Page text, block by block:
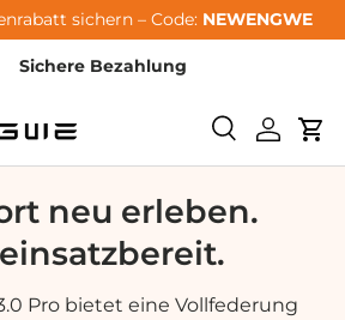
sichern – Code: NEWENGWE
Sichere Bezahlung
BuscarIniciar
neu erleben.
Pro bietet eine Vollfederung